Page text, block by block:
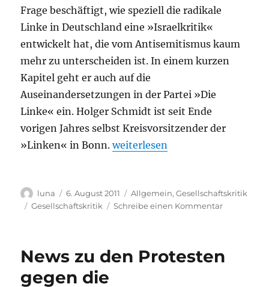
Frage beschäftigt, wie speziell die radikale
Linke in Deutschland eine »Israelkritik«
entwickelt hat, die vom Antisemitismus kaum
mehr zu unterscheiden ist. In einem kurzen
Kapitel geht er auch auf die
Auseinandersetzungen in der Partei »Die
Linke« ein. Holger Schmidt ist seit Ende
vorigen Jahres selbst Kreisvorsitzender der
»Linken« in Bonn.„Interview zum Thema
weiterlesen
Autor
luna
Veröffentlicht
am
6. August 2011 Kategorien
Allgemein,Gesellschaftskritik
Schlagwörter
Gesellschaftskritik Schreibe einen Kommentarzu
Israelkritik/
News zu den Protesten
gegen die